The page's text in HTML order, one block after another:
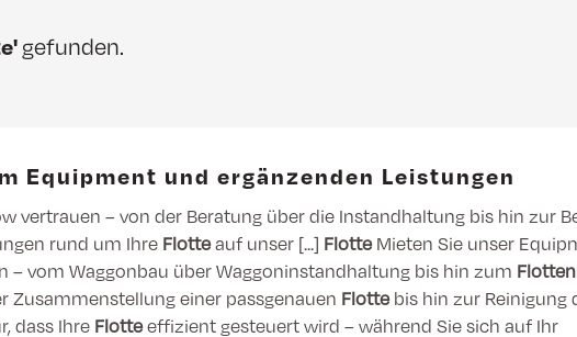
gefunden.
Equipment und ergänzenden Leistungen
vertrauen – von der Beratung über die Instandhaltung bis hin zur
rund um Ihre Flotteauf unser [...] FlotteMieten Sie unser
– vom Waggonbau über Waggoninstandhaltung bis hin zum
Zusammenstellung einer passgenauen Flottebis hin zur Reinigung
dass Ihre Flotteeffizient gesteuert wird – während Sie sich auf Ihr